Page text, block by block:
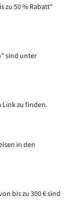
zu 50 % Rabatt"
sind unter
Link zu finden.
in den
bis zu 300 € sind